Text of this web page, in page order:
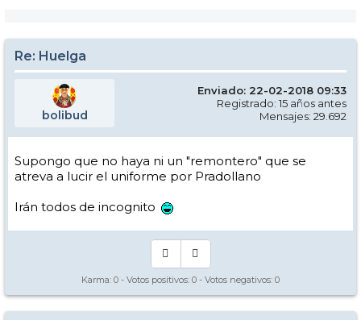
Re: Huelga
bolibud
Enviado: 22-02-2018 09:33
Registrado: 15 años antes
Mensajes: 29.692
Supongo que no haya ni un "remontero" que se
atreva a lucir el uniforme por Pradollano
Irán todos de incognito
Karma: 0 - Votos positivos: 0 - Votos negativos: 0